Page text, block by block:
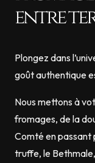
entre
Plongez dans
goût authentique
Nous mettons à
fromages, de la
Comté en passant
truffe, le